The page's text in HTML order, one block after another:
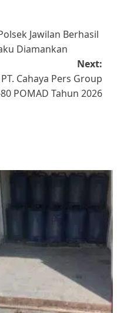
Jawilan Berhasil
Diamankan
Next:
Cahaya Pers Group
POMAD Tahun 2026